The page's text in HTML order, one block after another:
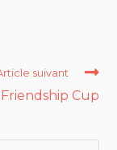
suivant
Cup